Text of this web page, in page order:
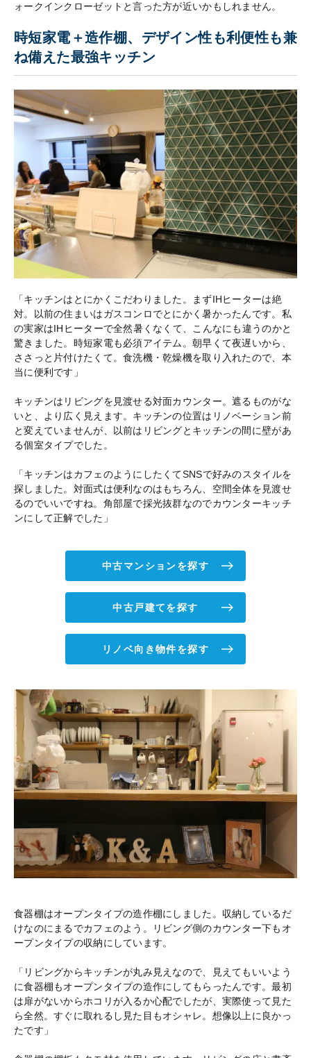
ォークインクローゼットと言った方が近いかもしれません。
時短家電＋造作棚、デザイン性も利便性も兼
ね備えた最強キッチン
「キッチンはとにかくこだわりました。まずIHヒーターは絶
対。以前の住まいはガスコンロでとにかく暑かったんです。私
の実家はIHヒーターで全然暑くなくて、こんなにも違うのかと
驚きました。時短家電も必須アイテム。朝早くて夜遅いから、
ささっと片付けたくて。食洗機・乾燥機を取り入れたので、本
当に便利です」
キッチンはリビングを見渡せる対面カウンター。遮るものがな
いと、より広く見えます。キッチンの位置はリノベーション前
と変えていませんが、以前はリビングとキッチンの間に壁があ
る個室タイプでした。
「キッチンはカフェのようにしたくてSNSで好みのスタイルを
探しました。対面式は便利なのはもちろん、空間全体を見渡せ
るのでいいですね。角部屋で採光抜群なのでカウンターキッチ
ンにして正解でした」
中古マンションを探す
中古戸建てを探す
リノベ向き物件を探す
食器棚はオープンタイプの造作棚にしました。収納しているだ
けなのにまるでカフェのよう。リビング側のカウンター下もオ
ープンタイプの収納にしています。
「リビングからキッチンが丸み見えなので、見えてもいいよう
に食器棚もオープンタイプの造作にしてもらったんです。最初
は扉がないからホコリが入るか心配でしたが、実際使って見た
ら全然。すぐに取れるし見た目もオシャレ。想像以上に良かっ
たです」